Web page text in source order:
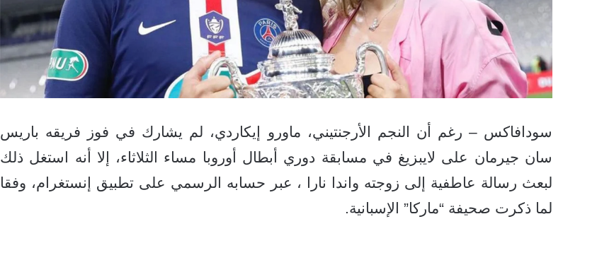
سودافاكس – رغم أن النجم الأرجنتيني، ماورو إيكاردي، لم يشارك في فوز فريقه باريس
سان جيرمان على لايبزيغ في مسابقة دوري أبطال أوروبا مساء الثلاثاء، إلا أنه استغل ذلك
لبعث رسالة عاطفية إلى زوجته واندا نارا ، عبر حسابه الرسمي على تطبيق إنستغرام، وفقا
لما ذكرت صحيفة “ماركا” الإسبانية.